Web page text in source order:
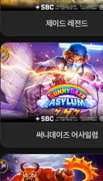
제이드 레전드
써니데이즈 어사일럼